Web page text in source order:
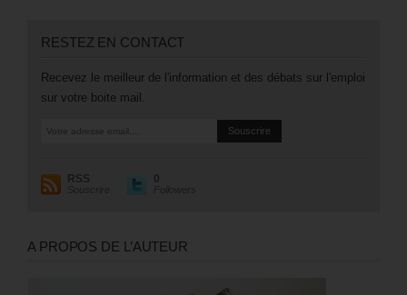
RESTEZ EN CONTACT
Recevez le meilleur de l'information et des débats sur l'emploi
sur votre boite mail.
RSS
Souscrire
0
Followers
A PROPOS DE L’AUTEUR